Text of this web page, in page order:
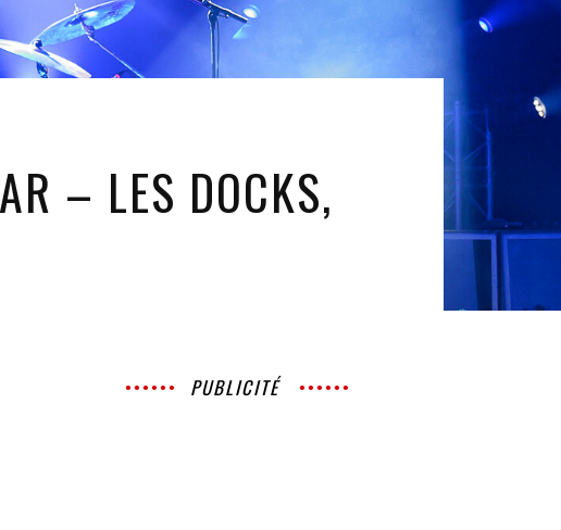
– LES DOCKS,
PUBLICITÉ